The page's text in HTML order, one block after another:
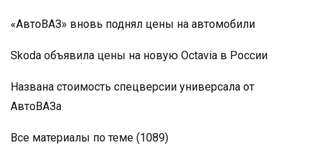
«АвтоВАЗ» вновь поднял цены на автомобили
Skoda объявила цены на новую Octavia в России
Названа стоимость спецверсии универсала от
АвтоВАЗа
Все материалы по теме (1089)